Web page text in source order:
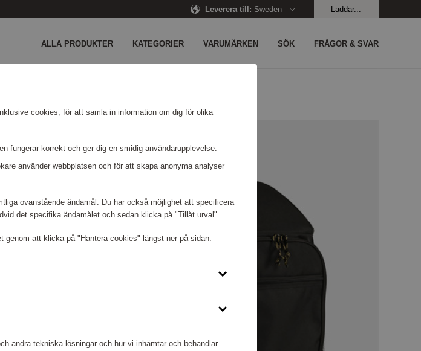
Leverera till: Sweden Laddar...
ALLA PRODUKTER KATEGORIER VARUMÄRKEN SÖK FRÅGOR & SVAR
cookies, för att samla in information om dig för olika
fungerar korrekt och ger dig en smidig användarupplevelse.
använder webbplatsen och för att skapa anonyma analyser
ovanstående ändamål. Du har också möjlighet att specificera
det specifika ändamålet och sedan klicka på "Tillåt urval".
att klicka på "Hantera cookies" längst ner på sidan.
andra tekniska lösningar och hur vi inhämtar och behandlar